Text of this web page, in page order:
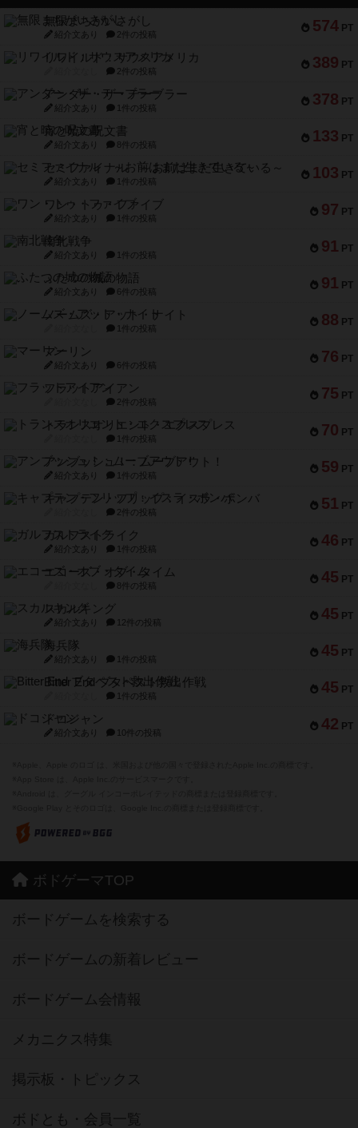
574 PT
無限まちがいさがし
紹介文あり 2件の投稿
389 PT
リワイルド：サウスアメリカ
2件の投稿
378 PT
アンダー・ザ・テーブラー
紹介文あり 1件の投稿
133 PT
宵と暁の呪文書
紹介文あり 8件の投稿
103 PT
セミファイナル ～お前はまだ生きている～
紹介文あり 1件の投稿
97 PT
ワン・トゥ・ファイブ
紹介文あり 1件の投稿
91 PT
南北戦争
紹介文あり 1件の投稿
91 PT
ふたつの城の物語
紹介文あり 6件の投稿
88 PT
ノームズ・アット・ナイト
1件の投稿
76 PT
マーリン
紹介文あり 6件の投稿
75 PT
フラットアイアン
2件の投稿
70 PT
トランスオリエント・エクスプレス
1件の投稿
59 PT
アンブッシュ！：ムーブアウト！
紹介文あり 1件の投稿
51 PT
キャプテン・フリップ：イスラ・ボンバ
2件の投稿
46 PT
ガルフストライク
紹介文あり 1件の投稿
45 PT
エコーズ・オブ・タイム
8件の投稿
45 PT
スカルキング
紹介文あり 12件の投稿
45 PT
海兵隊
紹介文あり 1件の投稿
45 PT
Bitter End ブタペスト救出作戦
1件の投稿
42 PT
ドコジャン
紹介文あり 10件の投稿
ボドゲーマTOP
ボードゲームを検索する
ボードゲームの新着レビュー
ボードゲーム会情報
メカニクス特集
掲示板・トピックス
ボドとも・会員一覧